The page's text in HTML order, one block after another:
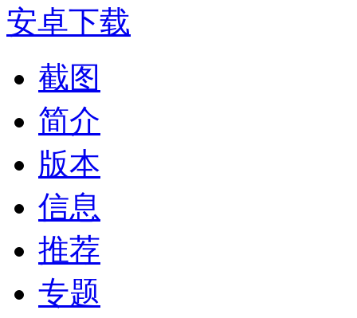
安卓下载
截图
简介
版本
信息
推荐
专题